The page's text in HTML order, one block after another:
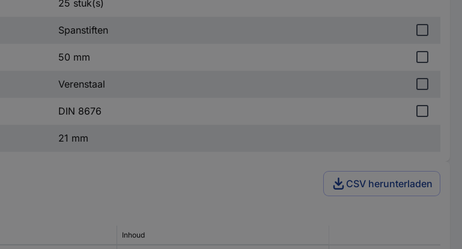
25 stuk(s)
Spanstiften
50 mm
Verenstaal
DIN 8676
21 mm
CSV herunterladen
Inhoud